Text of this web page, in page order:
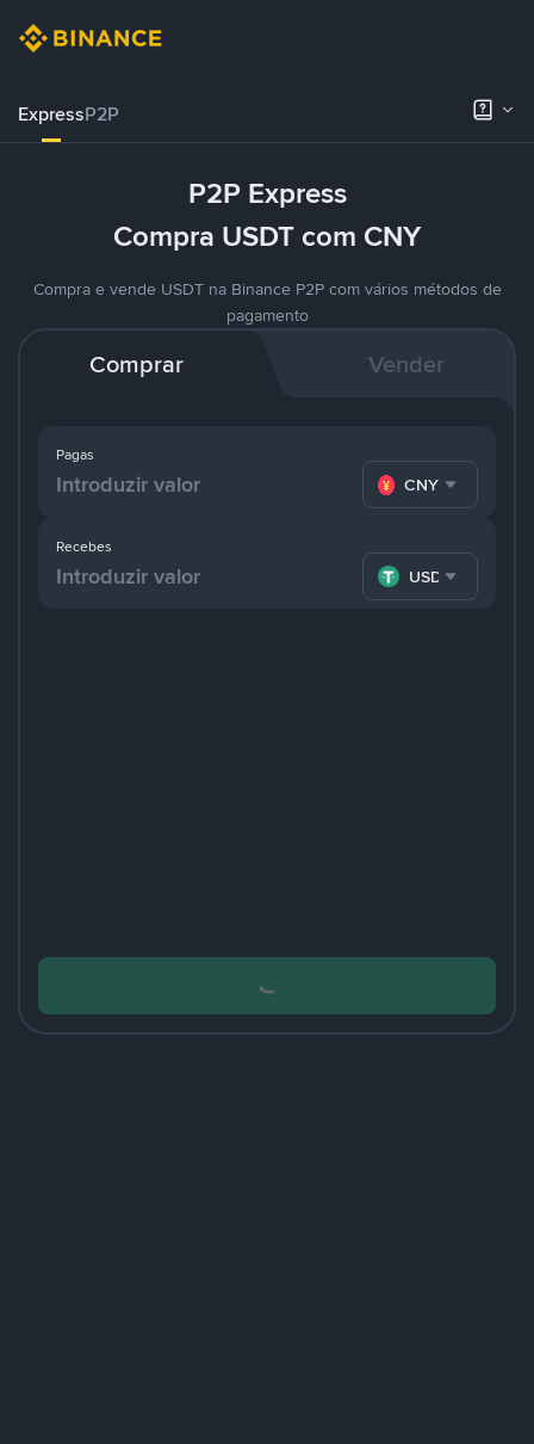
ExpressP2P
P2P Express
Compra USDT com CNY
Compra e vende USDT na Binance P2P com vários métodos de
pagamento
Comprar Vender
Pagas
CNY
Recebes
USDT